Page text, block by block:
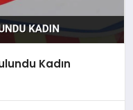
Kadın